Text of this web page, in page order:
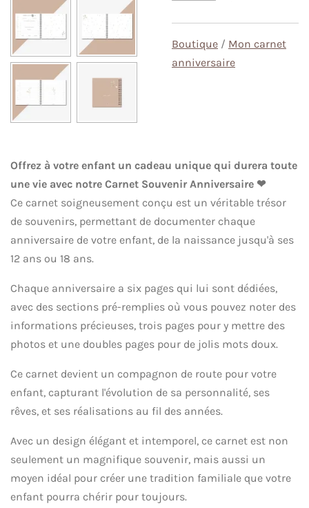
Boutique / Mon carnet
anniversaire
Offrez à votre enfant un cadeau unique qui durera toute
une vie avec notre Carnet Souvenir Anniversaire ❤
Ce carnet soigneusement conçu est un véritable trésor
de souvenirs, permettant de documenter chaque
anniversaire de votre enfant, de la naissance jusqu'à ses
12 ans ou 18 ans.
Chaque anniversaire a six pages qui lui sont dédiées,
avec des sections pré-remplies où vous pouvez noter des
informations précieuses, trois pages pour y mettre des
photos et une doubles pages pour de jolis mots doux.
Ce carnet devient un compagnon de route pour votre
enfant, capturant l'évolution de sa personnalité, ses
rêves, et ses réalisations au fil des années.
Avec un design élégant et intemporel, ce carnet est non
seulement un magnifique souvenir, mais aussi un
moyen idéal pour créer une tradition familiale que votre
enfant pourra chérir pour toujours.